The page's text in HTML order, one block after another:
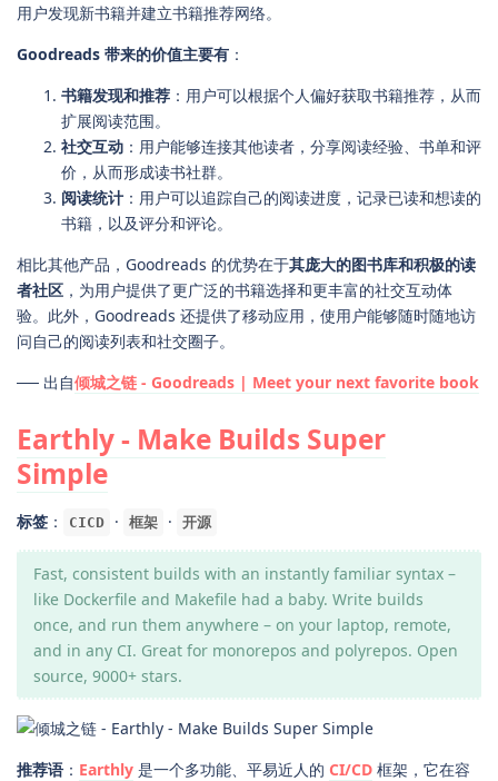
用户发现新书籍并建立书籍推荐网络。
Goodreads 带来的价值主要有 ：
书籍发现和推荐 ：用户可以根据个人偏好获取书籍推荐，从而
扩展阅读范围。
社交互动 ：用户能够连接其他读者，分享阅读经验、书单和评
价，从而形成读书社群。
阅读统计 ：用户可以追踪自己的阅读进度，记录已读和想读的
书籍，以及评分和评论。
相比其他产品，Goodreads 的优势在于其庞大的图书库和积极的读
者社区 ，为用户提供了更广泛的书籍选择和更丰富的社交互动体
验。此外，Goodreads 还提供了移动应用，使用户能够随时随地访
问自己的阅读列表和社交圈子。
── 出自倾城之链 - Goodreads | Meet your next favorite book
Earthly - Make Builds Super
Simple
标签 ： CICD · 框架 · 开源
Fast, consistent builds with an instantly familiar syntax –
like Dockerfile and Makefile had a baby. Write builds
once, and run them anywhere – on your laptop, remote,
and in any CI. Great for monorepos and polyrepos. Open
source, 9000+ stars.
推荐语 ： Earthly 是一个多功能、平易近人的 CI/CD 框架，它在容